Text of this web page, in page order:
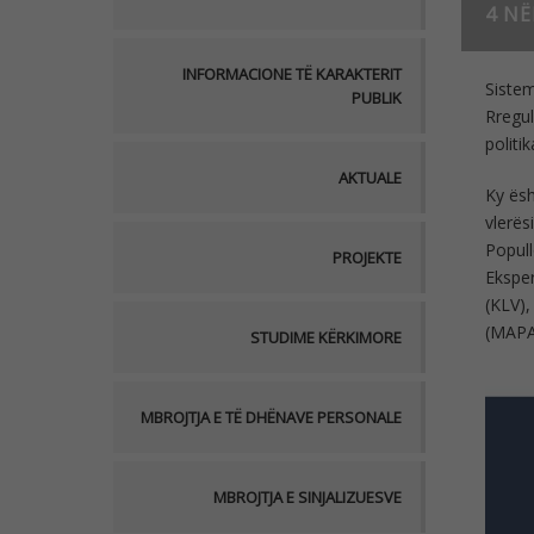
INFORMACIONE TË KARAKTERIT
PUBLIK
AKTUALE
PROJEKTE
STUDIME KËRKIMORE
MBROJTJA E TË DHËNAVE PERSONALE
MBROJTJA E SINJALIZUESVE
4
Ky